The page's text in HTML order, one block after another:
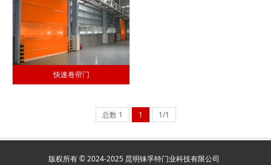
快速卷帘门
总数 1 1 1/1
版权所有 © 2024-2025 昆明铼孚特门业科技有限公司